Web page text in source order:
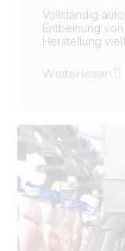
Vollständig
Entbeinung
Herstellung
Weiterlesen